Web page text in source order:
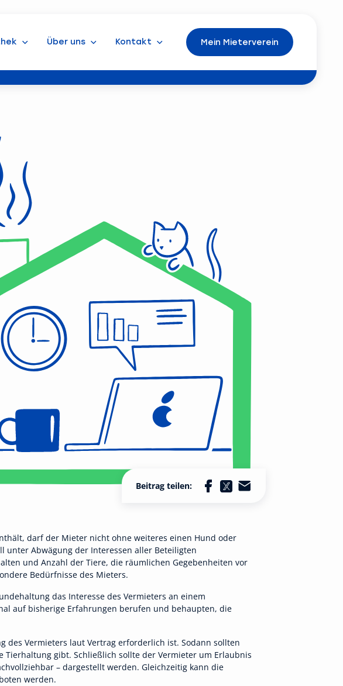
Über uns Kontakt Mein Mieterverein
Beitrag teilen:
darf der Mieter nicht ohne weiteres einen Hund oder
unter Abwägung der Interessen aller Beteiligten
und Anzahl der Tiere, die räumlichen Gegebenheiten vor
Bedürfnisse des Mieters.
das Interesse des Vermieters an einem
auf bisherige Erfahrungen berufen und behaupten, die
des Vermieters laut Vertrag erforderlich ist. Sodann sollten
gibt. Schließlich sollte der Vermieter um Erlaubnis
– dargestellt werden. Gleichzeitig kann die
werden.